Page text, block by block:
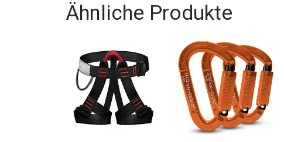
Ähnliche Produkte